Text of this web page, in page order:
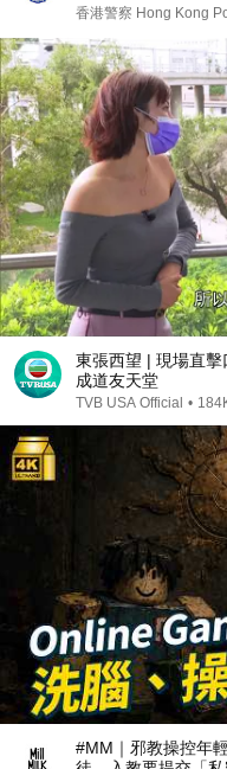
香港警察 Hong Kong
東張西望 | 現場直
成道友天堂
TVB USA Official •
#MM｜邪教操控年